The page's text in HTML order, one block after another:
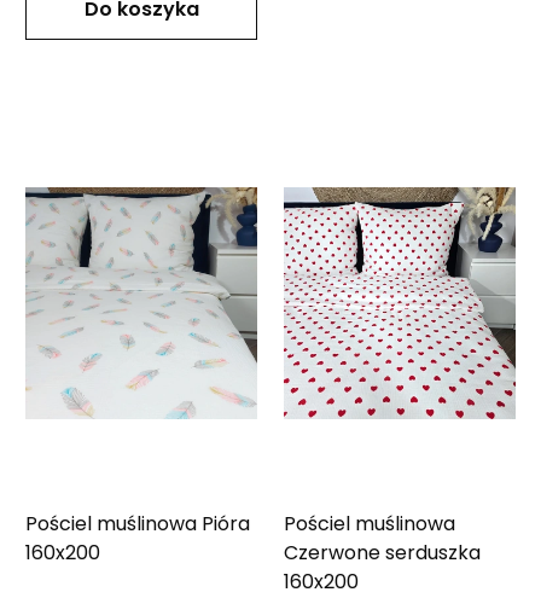
Do koszyka
Pościel muślinowa Pióra
160x200
Pościel muślinowa
Czerwone serduszka
160x200